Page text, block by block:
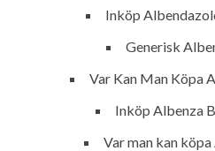
Inköp
Generisk
Var Kan Man Köpa
Inköp Albenza
Var man kan